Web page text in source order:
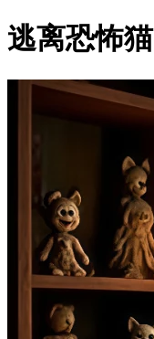
逃离恐怖猫